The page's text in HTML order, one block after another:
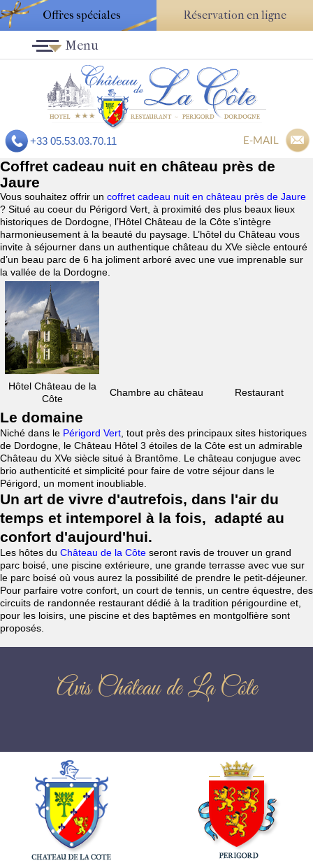
Offres spéciales Réservation en ligne
+33 05.53.03.70.11 E-MAIL
Menu
Coffret cadeau nuit en château près de
Jaure
Vous souhaitez offrir un coffret cadeau nuit en château près de Jaure
? Situé au coeur du Périgord Vert, à proximité des plus beaux lieux
historiques de Dordogne, l’Hôtel Château de la Côte s’intègre
harmonieusement à la beauté du paysage. L’hôtel du Château vous
invite à séjourner dans un authentique château du XVe siècle entouré
d’un beau parc de 6 ha joliment arboré avec une vue imprenable sur
la vallée de la Dordogne.
Hôtel Château de la
Côte
Chambre au château Restaurant
Le domaine
Niché dans le Périgord Vert , tout près des principaux sites historiques
de Dordogne, le Château Hôtel 3 étoiles de la Côte est un admirable
Château du XVe siècle situé à Brantôme. Le château conjugue avec
brio authenticité et simplicité pour faire de votre séjour dans le
Périgord, un moment inoubliable.
Un art de vivre d'autrefois, dans l'air du
temps et intemporel à la fois, adapté au
confort d'aujourd'hui.
Les hôtes du Château de la Côte seront ravis de trouver un grand
parc boisé, une piscine extérieure, une grande terrasse avec vue sur
le parc boisé où vous aurez la possibilité de prendre le petit-déjeuner.
Pour parfaire votre confort, un court de tennis, un centre équestre, des
circuits de randonnée restaurant dédié à la tradition périgourdine et,
pour les loisirs, une piscine et des baptêmes en montgolfière sont
proposés.
Avis Château de La Côte